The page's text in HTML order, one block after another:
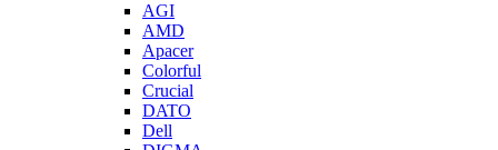
AGI
AMD
Apacer
Colorful
Crucial
DATO
Dell